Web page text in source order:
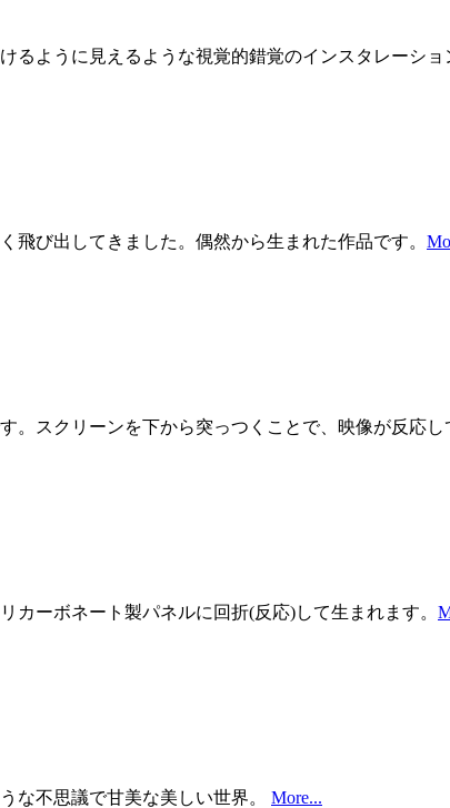
ように見えるような視覚的錯覚のインスタレーショ
び出してきました。偶然から生まれた作品です。
スクリーンを下から突っつくことで、映像が反応し
ーボネート製パネルに回折(反応)して生まれます。
な不思議で甘美な美しい世界。 More...